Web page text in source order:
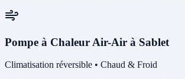
Pompe à Chaleur Air-Air à Sablet
Climatisation réversible • Chaud & Froid